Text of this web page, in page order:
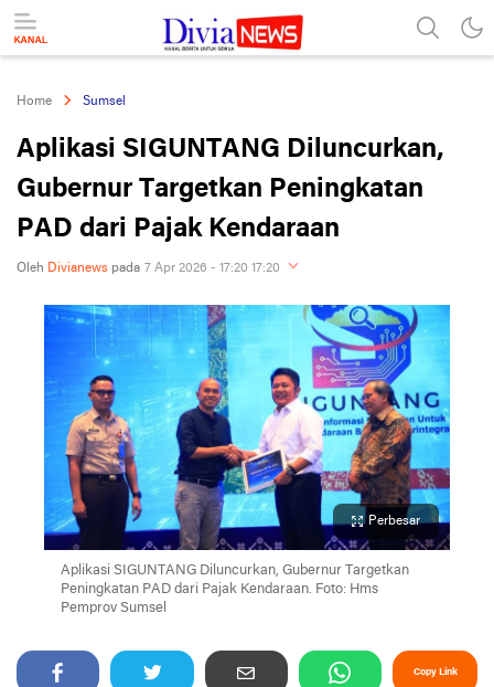
divianews.com
Home Sumsel
Aplikasi SIGUNTANG Diluncurkan,
Gubernur Targetkan Peningkatan
PAD dari Pajak Kendaraan
Oleh Divianews pada 7 Apr 2026 - 17:20 17:20
Perbesar
Aplikasi SIGUNTANG Diluncurkan, Gubernur Targetkan
Peningkatan PAD dari Pajak Kendaraan. Foto: Hms
Pemprov Sumsel
Copy Link